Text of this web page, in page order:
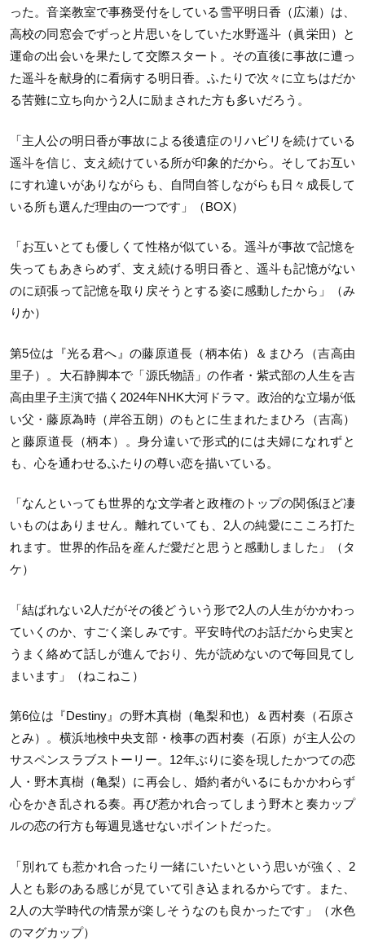
った。音楽教室で事務受付をしている雪平明日香（広瀬）は、
高校の同窓会でずっと片思いをしていた水野遥斗（眞栄田）と
運命の出会いを果たして交際スタート。その直後に事故に遭っ
た遥斗を献身的に看病する明日香。ふたりで次々に立ちはだか
る苦難に立ち向かう2人に励まされた方も多いだろう。
「主人公の明日香が事故による後遺症のリハビリを続けている
遥斗を信じ、支え続けている所が印象的だから。そしてお互い
にすれ違いがありながらも、自問自答しながらも日々成長して
いる所も選んだ理由の一つです」（BOX）
「お互いとても優しくて性格が似ている。遥斗が事故で記憶を
失ってもあきらめず、支え続ける明日香と、遥斗も記憶がない
のに頑張って記憶を取り戻そうとする姿に感動したから」（み
りか）
第5位は『光る君へ』の藤原道長（柄本佑）＆まひろ（吉高由
里子）。大石静脚本で「源氏物語」の作者・紫式部の人生を吉
高由里子主演で描く2024年NHK大河ドラマ。政治的な立場が低
い父・藤原為時（岸谷五朗）のもとに生まれたまひろ（吉高）
と藤原道長（柄本）。身分違いで形式的には夫婦になれずと
も、心を通わせるふたりの尊い恋を描いている。
「なんといっても世界的な文学者と政権のトップの関係ほど凄
いものはありません。離れていても、2人の純愛にこころ打た
れます。世界的作品を産んだ愛だと思うと感動しました」（タ
ケ）
「結ばれない2人だがその後どういう形で2人の人生がかかわっ
ていくのか、すごく楽しみです。平安時代のお話だから史実と
うまく絡めて話しが進んでおり、先が読めないので毎回見てし
まいます」（ねこねこ）
第6位は『Destiny』の野木真樹（亀梨和也）＆西村奏（石原さ
とみ）。横浜地検中央支部・検事の西村奏（石原）が主人公の
サスペンスラブストーリー。12年ぶりに姿を現したかつての恋
人・野木真樹（亀梨）に再会し、婚約者がいるにもかかわらず
心をかき乱される奏。再び惹かれ合ってしまう野木と奏カップ
ルの恋の行方も毎週見逃せないポイントだった。
「別れても惹かれ合ったり一緒にいたいという思いが強く、2
人とも影のある感じが見ていて引き込まれるからです。また、
2人の大学時代の情景が楽しそうなのも良かったです」（水色
のマグカップ）